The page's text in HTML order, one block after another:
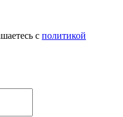
с политикой